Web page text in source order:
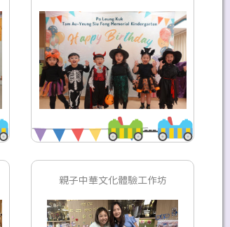
親子中華文化體驗工作坊